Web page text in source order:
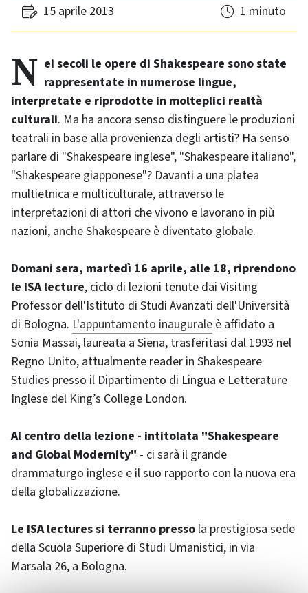
15 aprile 2013 1 minuto
Nei secoli le opere di Shakespeare sono state rappresentate in numerose lingue,
interpretate e riprodotte in molteplici realtà
culturali. Ma ha ancora senso distinguere le produzioni
teatrali in base alla provenienza degli artisti? Ha senso
parlare di "Shakespeare inglese", "Shakespeare italiano",
"Shakespeare giapponese"? Davanti a una platea
multietnica e multiculturale, attraverso le
interpretazioni di attori che vivono e lavorano in più
nazioni, anche Shakespeare è diventato globale.
Domani sera, martedì 16 aprile, alle 18, riprendono
le ISA lecture, ciclo di lezioni tenute dai Visiting
Professor dell'Istituto di Studi Avanzati dell'Università
di Bologna. L'appuntamento inaugurale è affidato a
Sonia Massai, laureata a Siena, trasferitasi dal 1993 nel
Regno Unito, attualmente reader in Shakespeare
Studies presso il Dipartimento di Lingua e Letterature
Inglese del King’s College London.
Al centro della lezione - intitolata "Shakespeare
and Global Modernity" - ci sarà il grande
drammaturgo inglese e il suo rapporto con la nuova era
della globalizzazione.
Le ISA lectures si terranno presso la prestigiosa sede
della Scuola Superiore di Studi Umanistici, in via
Marsala 26, a Bologna.